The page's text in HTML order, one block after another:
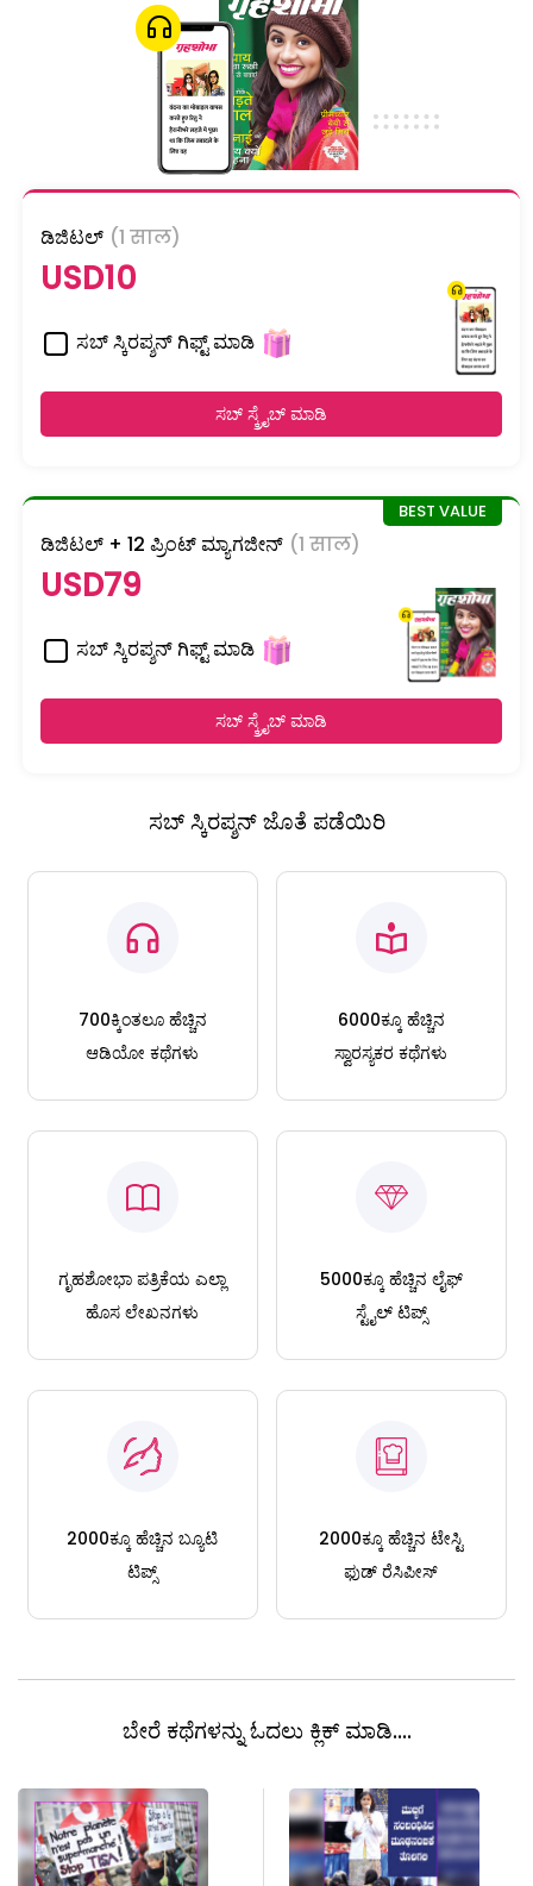
ಡಿಜಿಟಲ್ (1 साल)
USD10
ಸಬ್ ಸ್ಕಿರಪ್ಶನ್ ಗಿಫ್ಟ್ ಮಾಡಿ
ಸಬ್ ಸ್ಕ್ರೈಬ್ ಮಾಡಿ
ಡಿಜಿಟಲ್ + 12 ಪ್ರಿಂಟ್ ಮ್ಯಾಗಜೀನ್ (1 साल)
USD79
ಸಬ್ ಸ್ಕಿರಪ್ಶನ್ ಗಿಫ್ಟ್ ಮಾಡಿ
ಸಬ್ ಸ್ಕ್ರೈಬ್ ಮಾಡಿ
ಸಬ್ ಸ್ಕಿರಪ್ಶನ್ ಜೊತೆ ಪಡೆಯಿರಿ
700ಕ್ಕಿಂತಲೂ ಹೆಚ್ಚಿನ
ಆಡಿಯೋ ಕಥೆಗಳು
6000ಕ್ಕೂ ಹೆಚ್ಚಿನ
ಸ್ವಾರಸ್ಯಕರ ಕಥೆಗಳು
ಗೃಹಶೋಭಾ ಪತ್ರಿಕೆಯ ಎಲ್ಲಾ
ಹೊಸ ಲೇಖನಗಳು
5000ಕ್ಕೂ ಹೆಚ್ಚಿನ ಲೈಫ್
ಸ್ಟೈಲ್ ಟಿಪ್ಸ್
2000ಕ್ಕೂ ಹೆಚ್ಚಿನ ಬ್ಯೂಟಿ
ಟಿಪ್ಸ್
2000ಕ್ಕೂ ಹೆಚ್ಚಿನ ಟೇಸ್ಟಿ
ಫುಡ್ ರೆಸಿಪೀಸ್
ಬೇರೆ ಕಥೆಗಳನ್ನು ಓದಲು ಕ್ಲಿಕ್ ಮಾಡಿ....